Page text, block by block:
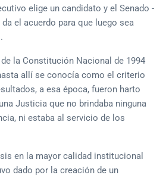
elige un candidato y el Senado -
el acuerdo para que luego sea
la Constitución Nacional de 1994
allí se conocía como el criterio
a esa época, fueron harto
Justicia que no brindaba ninguna
ni estaba al servicio de los
en la mayor calidad institucional
dado por la creación de un